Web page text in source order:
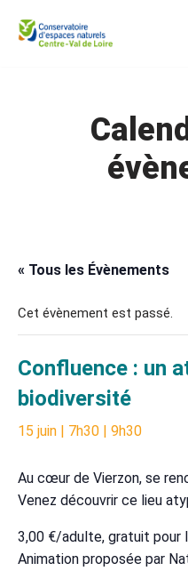
Aller
« Tous les Évènements
Cet évènement est passé.
Confluence : un
biodiversité
15 juin | 7h30 | 9h30
Au cœur de Vierzon, se
Venez découvrir ce lieu
3,00 €/adulte, gratuit pour
Animation proposée par